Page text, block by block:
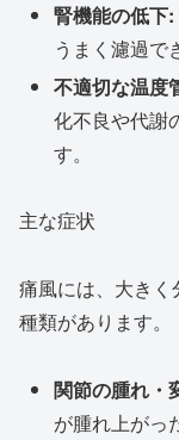
腎機能の低下:
うまく濾過で
不適切な温度
化不良や代謝
す。
主な症状
痛風には、大き
種類があります。
関節の腫れ・
が腫れ上がっ